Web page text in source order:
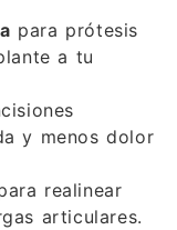
para prótesis
a tu
y menos dolor
realinear
articulares.